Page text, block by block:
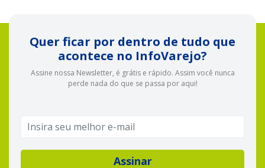
Quer ficar por dentro de tudo que
acontece no InfoVarejo?
Assine nossa Newsletter, é grátis e rápido. Assim você nunca
perde nada do que se passa por aqui!